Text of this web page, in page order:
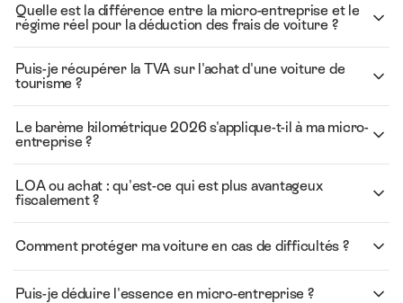
Quelle est la différence entre la micro-entreprise et le
régime réel pour la déduction des frais de voiture ?
Puis-je récupérer la TVA sur l'achat d'une voiture de
tourisme ?
Le barème kilométrique 2026 s'applique-t-il à ma micro-
entreprise ?
LOA ou achat : qu'est-ce qui est plus avantageux
fiscalement ?
Comment protéger ma voiture en cas de difficultés ?
Puis-je déduire l'essence en micro-entreprise ?